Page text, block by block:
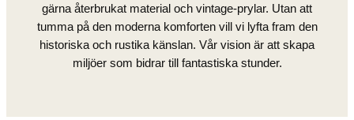
gärna återbrukat material och vintage-prylar. Utan att
tumma på den moderna komforten vill vi lyfta fram den
historiska och rustika känslan. Vår vision är att skapa
miljöer som bidrar till fantastiska stunder.